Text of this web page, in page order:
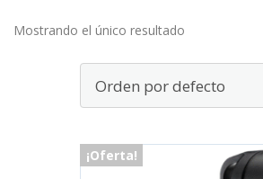
Mostrando el único resultado
¡Oferta!